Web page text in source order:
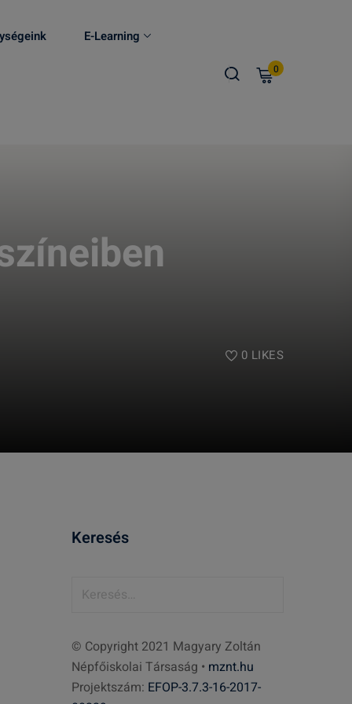
E-Learning
0
0 LIKES
Keresés
e
s
é
© Copyright 2021 Magyary Zoltán
Népfőiskolai Társaság • mznt.hu
Projektszám: EFOP-3.7.3-16-2017-